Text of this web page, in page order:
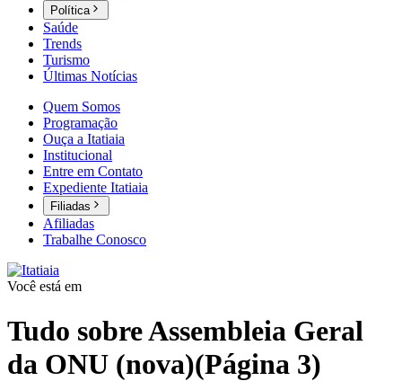
Política
Saúde
Trends
Turismo
Últimas Notícias
Quem Somos
Programação
Ouça a Itatiaia
Institucional
Entre em Contato
Expediente Itatiaia
Filiadas
Afiliadas
Trabalhe Conosco
Você está em
Tudo sobreAssembleia Geral
da ONU (nova)(Página 3)